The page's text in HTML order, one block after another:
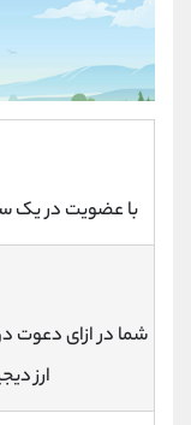
با عضویت در یک
شما در ازای دعوت
ارز